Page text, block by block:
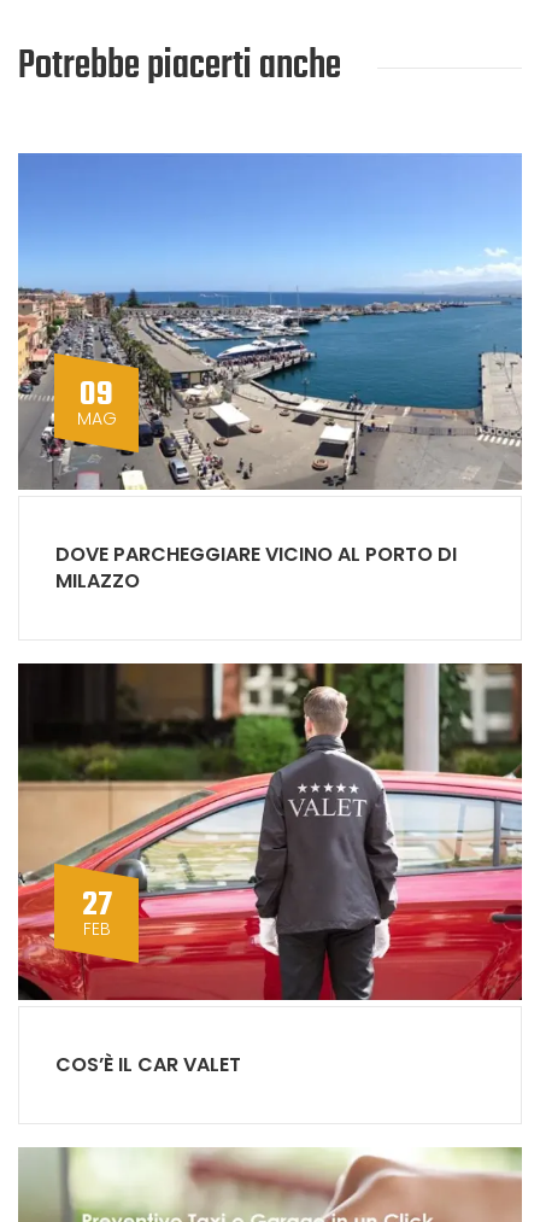
Potrebbe piacerti anche
09
MAG
DOVE PARCHEGGIARE VICINO AL PORTO DI
MILAZZO
27
FEB
COS’È IL CAR VALET